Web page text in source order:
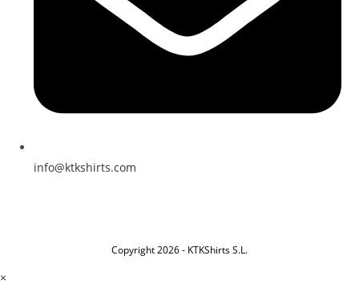
info@ktkshirts.com
Copyright 2026 - KTKShirts S.L.
×